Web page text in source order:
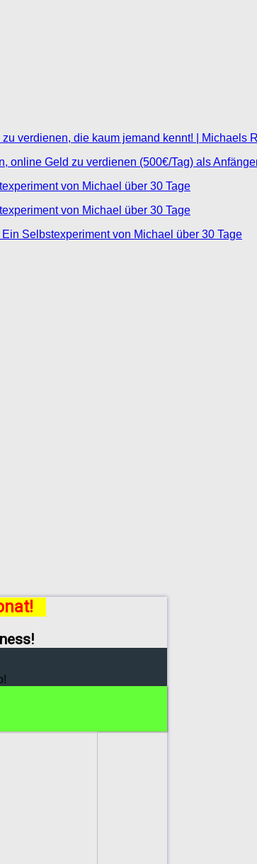
verdienen, die kaum jemand kennt! | Michaels
online Geld zu verdienen (500€/Tag) als
von Michael über 30 Tage
von Michael über 30 Tage
Selbstexperiment von Michael über 30 Tage